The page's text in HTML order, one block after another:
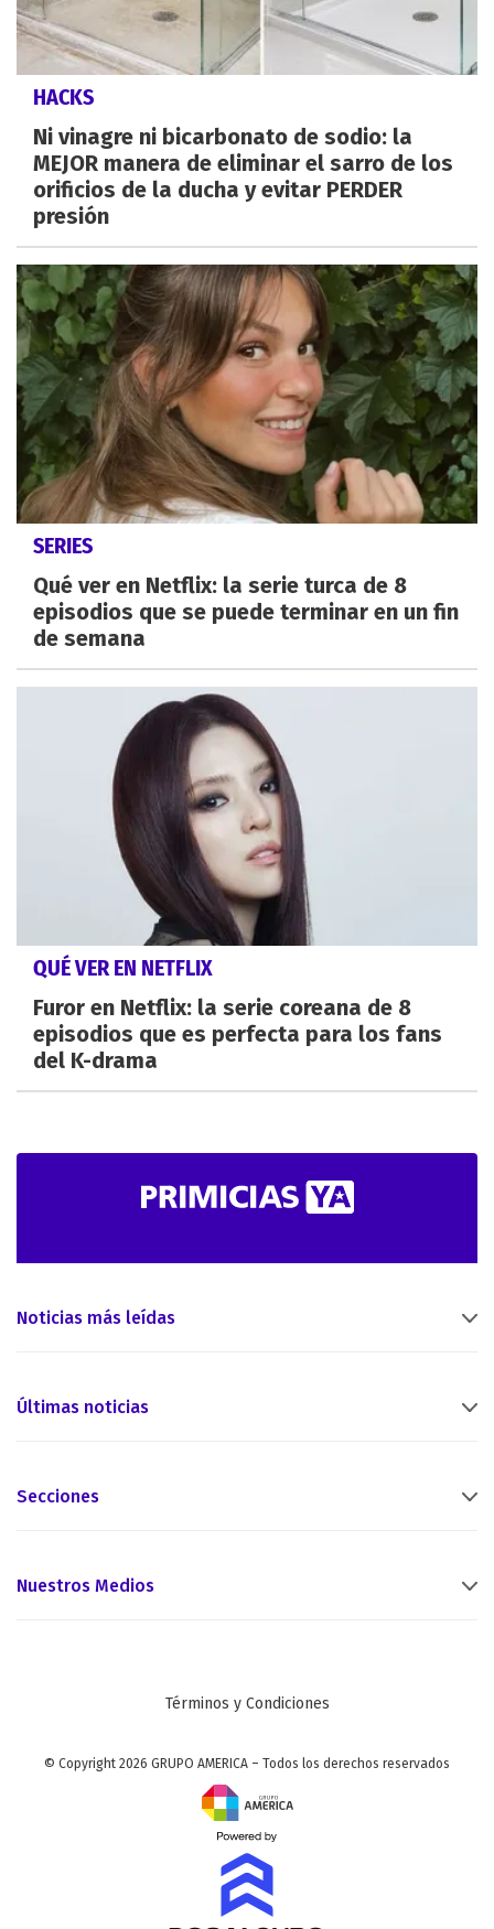
HACKS
Ni vinagre ni bicarbonato de sodio: la
MEJOR manera de eliminar el sarro de los
orificios de la ducha y evitar PERDER
presión
SERIES
Qué ver en Netflix: la serie turca de 8
episodios que se puede terminar en un fin
de semana
QUÉ VER EN NETFLIX
Furor en Netflix: la serie coreana de 8
episodios que es perfecta para los fans
del K-drama
Noticias más leídas
Últimas noticias
Secciones
Nuestros Medios
Términos y Condiciones
© Copyright 2026 GRUPO AMERICA – Todos los derechos reservados